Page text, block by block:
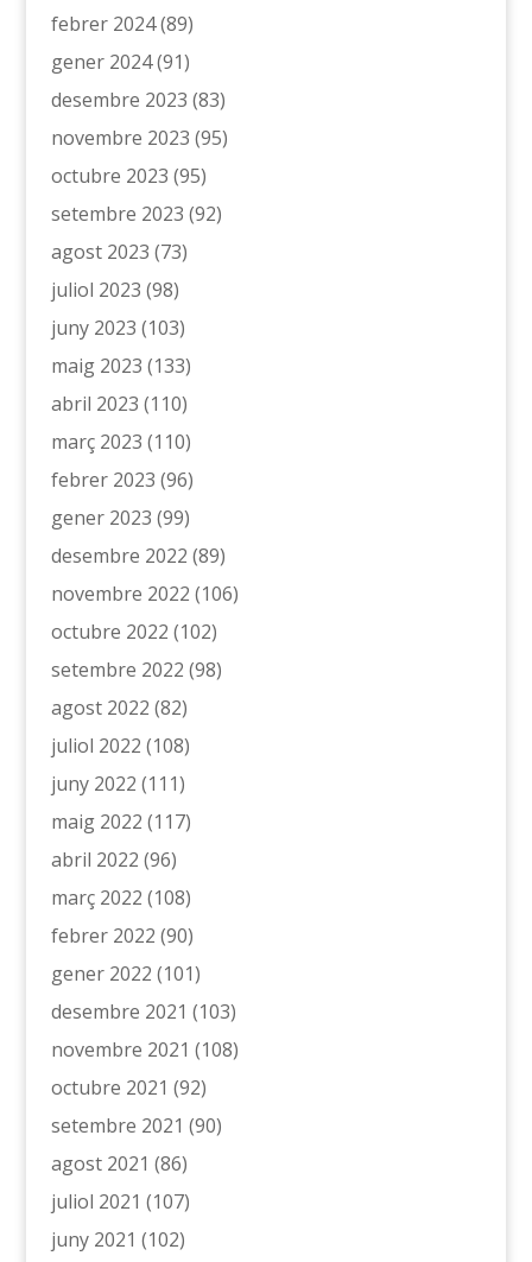
febrer 2024(89)
gener 2024(91)
desembre 2023 (83)
novembre 2023 (95)
octubre 2023 (95)
setembre 2023 (92)
agost 2023 (73)
juliol 2023 (98)
juny 2023 (103)
maig 2023 (133)
abril 2023 (110)
març 2023 (110)
febrer 2023 (96)
gener 2023 (99)
desembre 2022 (89)
novembre 2022 (106)
octubre 2022 (102)
setembre 2022 (98)
agost 2022 (82)
juliol 2022 (108)
juny 2022 (111)
maig 2022 (117)
abril 2022 (96)
març 2022 (108)
febrer 2022 (90)
gener 2022 (101)
desembre 2021 (103)
novembre 2021 (108)
octubre 2021 (92)
setembre 2021 (90)
agost 2021 (86)
juliol 2021 (107)
juny 2021 (102)